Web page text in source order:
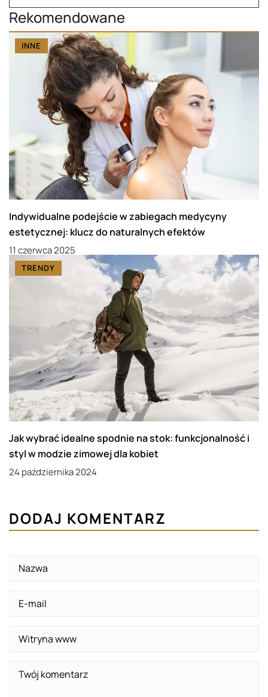
Rekomendowane
INNE
Indywidualne podejście w zabiegach medycyny
estetycznej: klucz do naturalnych efektów
11 czerwca 2025
TRENDY
Jak wybrać idealne spodnie na stok: funkcjonalność i
styl w modzie zimowej dla kobiet
24 października 2024
DODAJ KOMENTARZ